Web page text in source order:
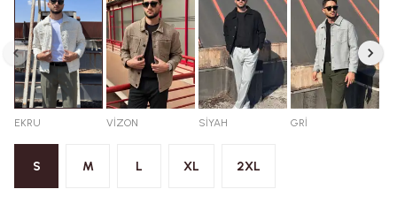
EKRU VİZON SİYAH GRİ
S M L XL 2XL